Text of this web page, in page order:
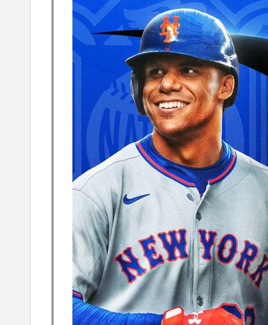
穴…？
海外「日本人はなんて気高いんだ！
海外「さすが日本！」日本とドイ
「1個9,983キロカロリー、成人が4
心臓発作が起きた日
海外の反応：熊本の病院で手術中
りに海外大絶賛
▶ 韓国が独自開発したと自慢する甘い
が判明して大問題にw
▶ 新聞さん、壮大な縦読みを仕込んで
▶
韓国人「フランスの有力紙も大韓
ンダルに発展してしまう‥」
▶ 韓国人「熊本地震で見る日本の土木